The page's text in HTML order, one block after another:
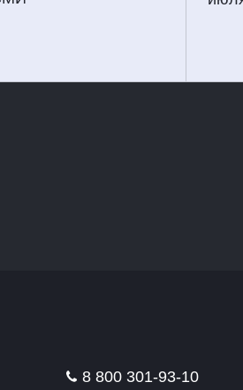
8 800 301-93-10